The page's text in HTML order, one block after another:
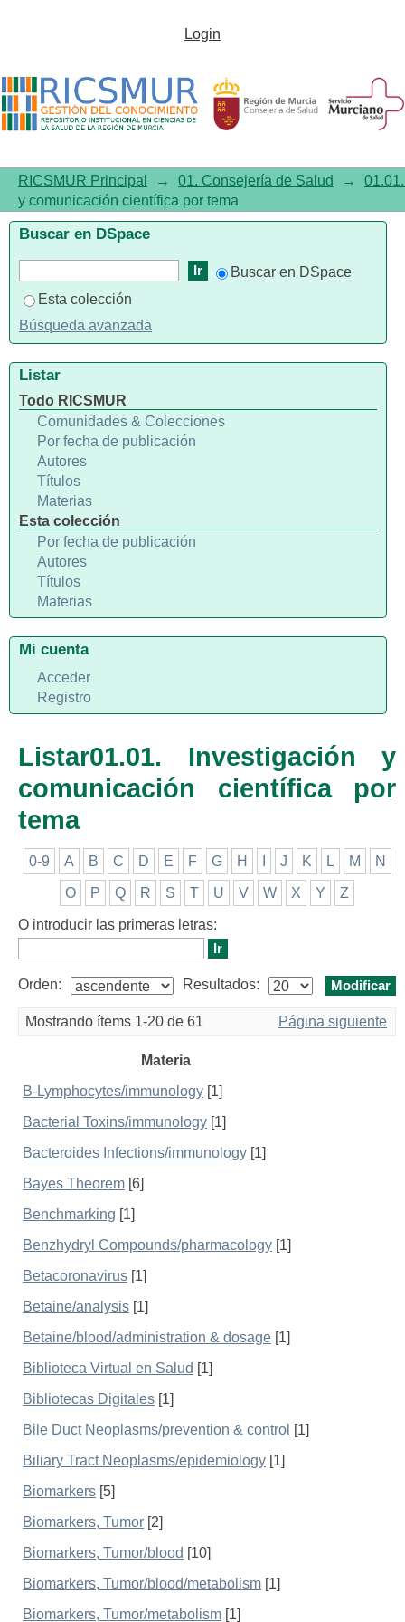
Listar01.01. Investigación y
tema
Login
RICSMUR Principal → 01. Consejería de Salud →
y comunicación científica por tema
Listar01.01. Investigación y
comunicación científica por
tema
0-9 A B C D E F G H J K L M N
O P Q R S T U V W X Y Z
O introducir las primeras letras:
Orden: Resultados:
Mostrando ítems 1-20 de 61 Página siguiente
Materia
B-Lymphocytes/immunology [1]
Bacterial Toxins/immunology [1]
Bacteroides Infections/immunology [1]
Bayes Theorem [6]
Benchmarking [1]
Benzhydryl Compounds/pharmacology [1]
Betacoronavirus [1]
Betaine/analysis [1]
Betaine/blood/administration & dosage [1]
Biblioteca Virtual en Salud [1]
Bibliotecas Digitales [1]
Bile Duct Neoplasms/prevention & control [1]
Biliary Tract Neoplasms/epidemiology [1]
Biomarkers [5]
Biomarkers, Tumor [2]
Biomarkers, Tumor/blood [10]
Biomarkers, Tumor/blood/metabolism [1]
Biomarkers, Tumor/metabolism [1]
Buscar en DSpace
Buscar en DSpace
Esta colección
Búsqueda avanzada
Listar
Todo RICSMUR
Comunidades & Colecciones
Por fecha de publicación
Autores
Títulos
Materias
Esta colección
Por fecha de publicación
Autores
Títulos
Materias
Mi cuenta
Acceder
Registro